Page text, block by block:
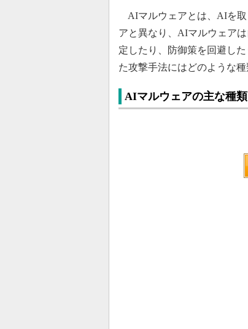
AIマルウェアとは、AIを取
アと異なり、AIマルウェア
定したり、防御策を回避し
た攻撃手法にはどのような
AIマルウェアの主な種